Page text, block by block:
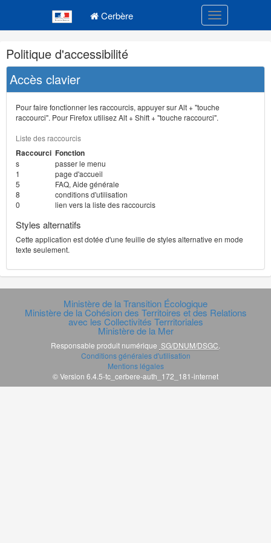
Cerbère Toggle
Navigation
et
outils
annexes
Politique d'accessibilité
Accès clavier
Pour faire fonctionner les raccourcis, appuyer sur Alt + "touche
raccourci". Pour Firefox utilisez Alt + Shift + "touche raccourci".
Liste des raccourcis
Raccourci Fonction
s
passer le menu
1
page d'accueil
5
FAQ, Aide générale
8
conditions d'utilisation
0
lien vers la liste des raccourcis
Styles alternatifs
Cette application est dotée d'une feuille de styles alternative en mode
texte seulement.
Ministère de la Transition Écologique
Ministère de la Cohésion des Territoires et des Relations
avec les Collectivités Terrritoriales
Ministère de la Mer
Responsable produit numérique SG/DNUM/DSGC
Conditions générales d'utilisation
Mentions légales
© Version 6.4.5-tc_cerbere-auth_172_181-internet